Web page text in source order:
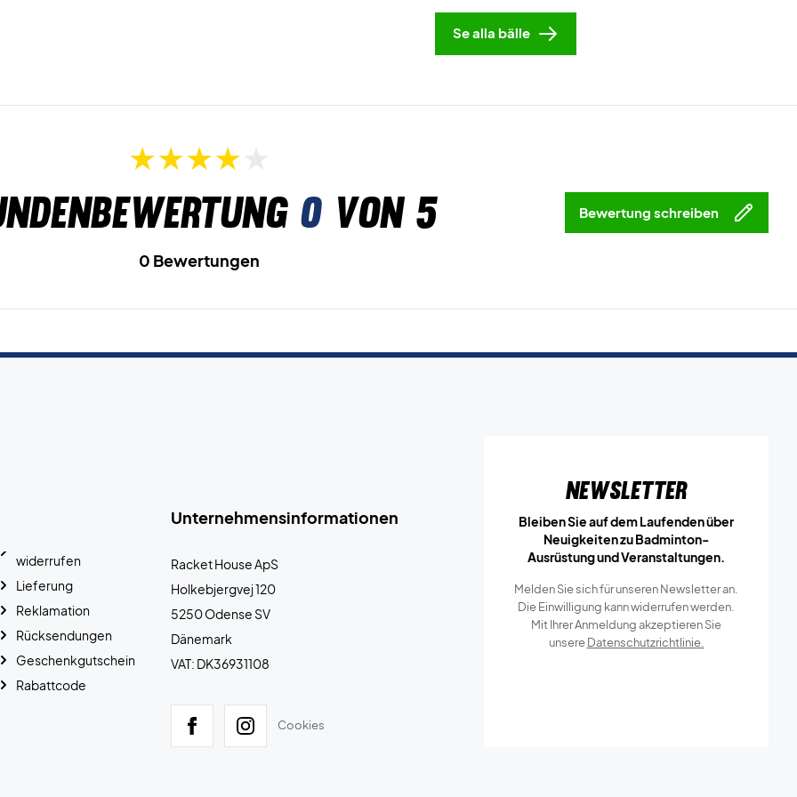
Se alla bälle
0von 5 Bewertung schreiben
0 Bewertungen
Unternehmensinformationen
Racket House ApS
Holkebjergvej 120
5250 Odense SV
Dänemark
VAT: DK36931108
Cookies
widerrufen
Lieferung
Reklamation
Rücksendungen
Geschenkgutschein
Rabattcode
Newsletter
Bleiben Sie auf dem Laufenden über
Neuigkeiten zu Badminton-
Ausrüstung und Veranstaltungen.
Melden Sie sich für unseren Newsletter an.
Die Einwilligung kann widerrufen werden.
Mit Ihrer Anmeldung akzeptieren Sie
unsereDatenschutzrichtlinie.